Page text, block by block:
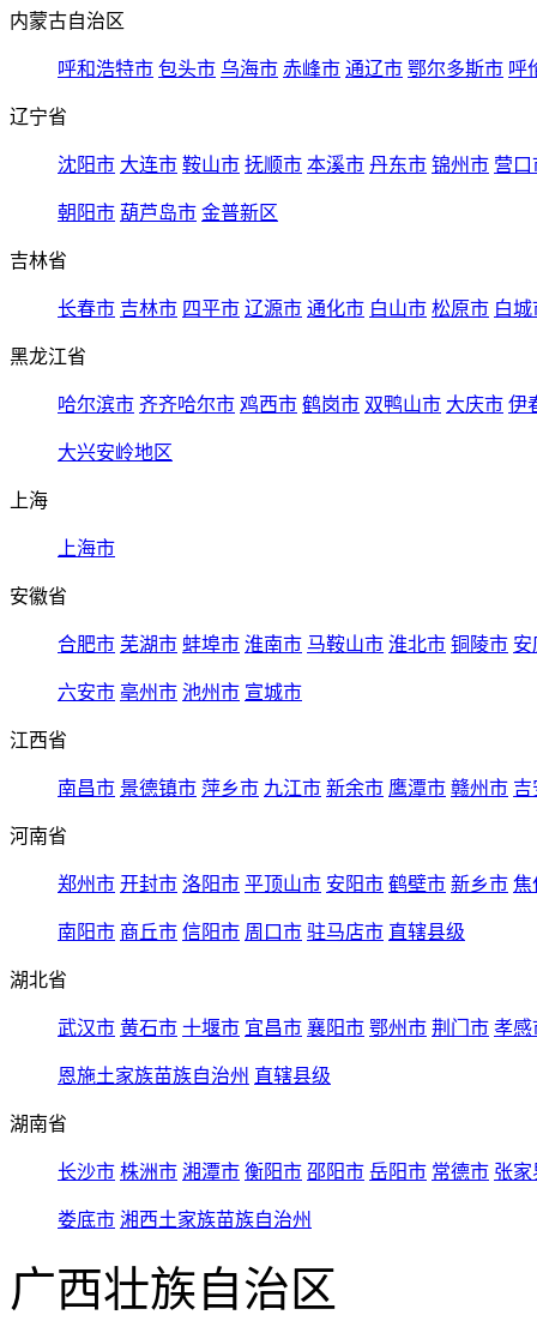
内蒙古自治区
呼和浩特市 包头市 乌海市 赤峰市 通辽市 鄂尔多斯市 呼
辽宁省
沈阳市 大连市 鞍山市 抚顺市 本溪市 丹东市 锦州市 营口
朝阳市 葫芦岛市 金普新区
吉林省
长春市 吉林市 四平市 辽源市 通化市 白山市 松原市 白城
黑龙江省
哈尔滨市 齐齐哈尔市 鸡西市 鹤岗市 双鸭山市 大庆市 伊
大兴安岭地区
上海
上海市
安徽省
合肥市 芜湖市 蚌埠市 淮南市 马鞍山市 淮北市 铜陵市 安
六安市 亳州市 池州市 宣城市
江西省
南昌市 景德镇市 萍乡市 九江市 新余市 鹰潭市 赣州市 吉
河南省
郑州市 开封市 洛阳市 平顶山市 安阳市 鹤壁市 新乡市 焦
南阳市 商丘市 信阳市 周口市 驻马店市 直辖县级
湖北省
武汉市 黄石市 十堰市 宜昌市 襄阳市 鄂州市 荆门市 孝感
恩施土家族苗族自治州 直辖县级
湖南省
长沙市 株洲市 湘潭市 衡阳市 邵阳市 岳阳市 常德市 张家
娄底市 湘西土家族苗族自治州
广西壮族自治区